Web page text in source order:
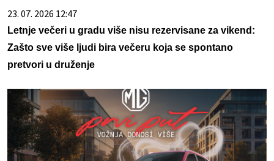
23. 07. 2026 12:47
Letnje večeri u gradu više nisu rezervisane za vikend:
Zašto sve više ljudi bira večeru koja se spontano
pretvori u druženje